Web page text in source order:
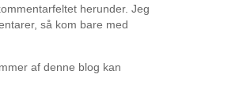
herunder. Jeg
så kom bare med
af denne blog kan